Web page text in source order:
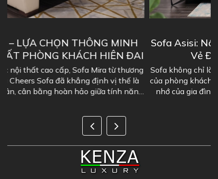
Sofa Asisi: Nâng Tầm Không Gian Sống Với
Vẻ Đẹp Hoàn Mỹ Chuẩn Ý
Sofa không chỉ là một món đồ nội thất, nó là "linh hồn"
của phòng khách, nơi lưu giữ những khoảnh khắc đáng
nhớ của gia đình. Chính vì vậy, việc lựa chọn một bộ